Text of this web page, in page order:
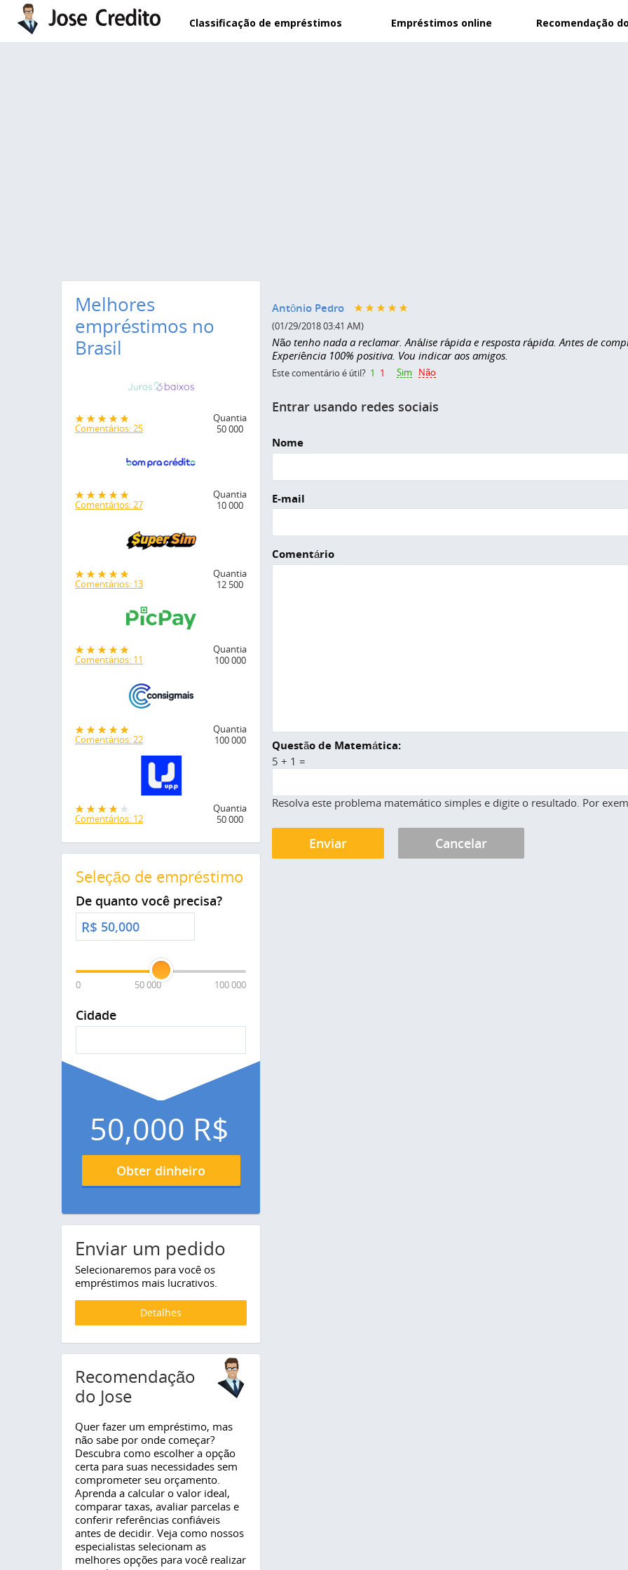
Pular para o conteúdo principal
Classificação de empréstimos Empréstimos online Recomendação
Antônio Pedro
(01/29/2018 03:41 AM)
Não tenho nada a reclamar. Análise rápida e resposta rápida. Antes de
Experiência 100% positiva. Vou indicar aos amigos.
Este comentário é útil? 1 1 Sim
Não
Entrar usando redes sociais
Nome
E-mail
Comentário
Questão de Matemática:
5 + 1 =
Resolva este problema matemático simples e digite o resultado. Por
Melhores
empréstimos no
Brasil
Comentários: 25
Quantia
50 000
Comentários: 27
Quantia
10 000
Comentários: 13
Quantia
12 500
Comentários: 11
Quantia
100 000
Comentários: 22
Quantia
100 000
Comentários: 12
Quantia
50 000
Seleção de empréstimo
De quanto você precisa?
R$
0 50 000 100 000
Cidade
50,000 R$
Obter dinheiro
Enviar um pedido
Selecionaremos para você os
empréstimos mais lucrativos.
Detalhes
Recomendação
do Jose
Quer fazer um empréstimo, mas
não sabe por onde começar?
Descubra como escolher a opção
certa para suas necessidades sem
comprometer seu orçamento.
Aprenda a calcular o valor ideal,
comparar taxas, avaliar parcelas e
conferir referências confiáveis
antes de decidir. Veja como nossos
especialistas selecionam as
melhores opções para você realizar